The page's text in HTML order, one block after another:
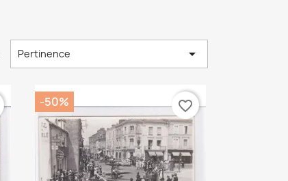
Pertinence 
-50% favorite_border